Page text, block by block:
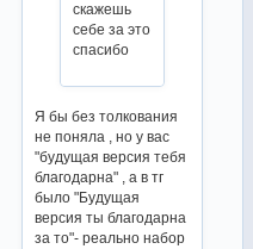
скажешь
себе за это
спасибо
Я бы без толкования
не поняла , но у вас
"будущая версия тебя
благодарна" , а в тг
было "Будущая
версия ты благодарна
за то"- реально набор